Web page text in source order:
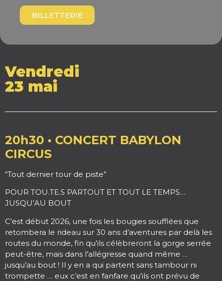
BILLETTERIE
Vendredi
23 mai
20h30 • CONCERT BABYLON
CIRCUS
“Tout dernier tour de piste”
POUR TOU.TE.S PARTOUT ET TOUT LE TEMPS…
JUSQU’AU BOUT
C’est début 2026, une fois les bougies soufflées que
retombera le rideau sur 30 ans d’aventures par delà les
routes du monde, fin qu’ils célèbreront la gorge serrée
peut-être, mais dans l’allégresse quand même …
jusqu’au bout ! Il y en a qui partent sans tambour ni
trompette … eux c’est en fanfare qu’ils ont prévu de